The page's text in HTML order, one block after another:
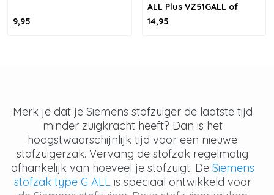
9,95
ALL Plus VZ51GALL of
BBZ51FGALL
14,95
Merk je dat je Siemens stofzuiger de laatste tijd
minder zuigkracht heeft? Dan is het
hoogstwaarschijnlijk tijd voor een nieuwe
stofzuigerzak. Vervang de stofzak regelmatig
afhankelijk van hoeveel je stofzuigt. De Siemens
stofzak type G ALL is speciaal ontwikkeld voor